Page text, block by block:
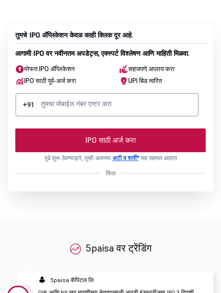
तुमचे IPO ॲप्लिकेशन केवळ काही क्लिक दूर आहे.
आगामी IPO वर नवीनतम अपडेट्स, एक्स्पर्ट विश्लेषण आणि माहिती मिळवा.
मोफत IPO ॲप्लिकेशन
सहजपणे अप्लाय करा
IPO साठी पूर्व-अर्ज करा
UPI बिड त्वरित
+91
IPO साठी अर्ज करा
पुढे सुरू ठेवण्याद्वारे, तुम्ही आमच्या अटी व शर्ती*सह सहमत आहात
किंवा
5paisa वर ट्रेंडिंग
5paisa कॅपिटल लि